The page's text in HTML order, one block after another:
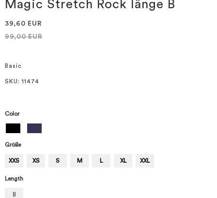
Magic Stretch Rock länge B
39,60 EUR
99,00 EUR
Basic
SKU : 11474
Color
Größe
XXS XS S M L XL XXL
Length
B